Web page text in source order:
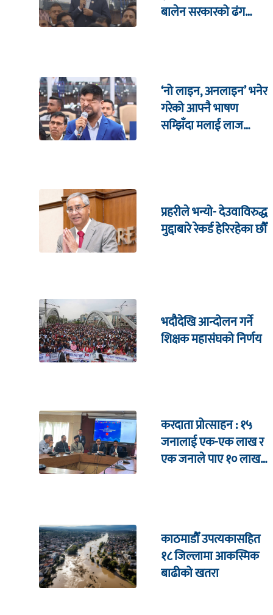
बालेन सरकारको ढंग
‘नो लाइन, अनलाइन’ भनेर
गरेको आफ्नै भाषण
सम्झिँदा मलाई लाज
प्रहरीले भन्यो- देउवाविरुद्ध
मुद्दाबारे रेकर्ड हेरिरहेका छौँ
भदौदेखि आन्दोलन गर्ने
शिक्षक महासंघको निर्णय
करदाता प्रोत्साहन : १५
जनालाई एक-एक लाख र
एक जनाले पाए १० लाख
काठमाडौँ उपत्यकासहित
१८ जिल्लामा आकस्मिक
बाढीको खतरा